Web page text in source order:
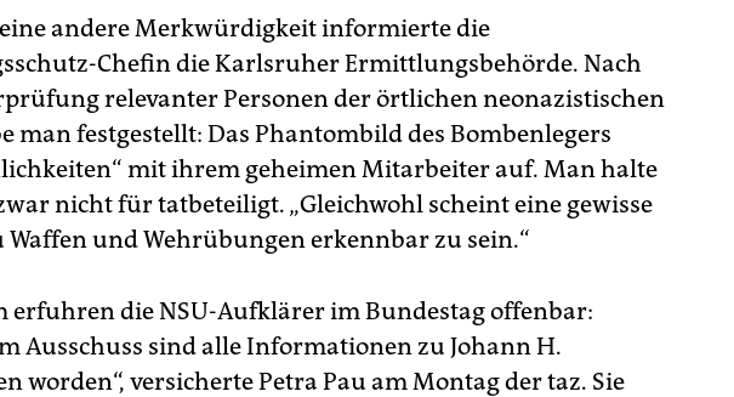
andere Merkwürdigkeit informierte die
Chefin die Karlsruher Ermittlungsbehörde. Nach
relevanter Personen der örtlichen neonazistischen
man festgestellt: Das Phantombild des Bombenlegers
mit ihrem geheimen Mitarbeiter auf. Man halte
nicht für tatbeteiligt. „Gleichwohl scheint eine gewisse
und Wehrübungen erkennbar zu sein.“
erfuhren die NSU-Aufklärer im Bundestag offenbar:
Ausschuss sind alle Informationen zu Johann H.
worden“, versicherte Petra Pau am Montag der taz. Sie